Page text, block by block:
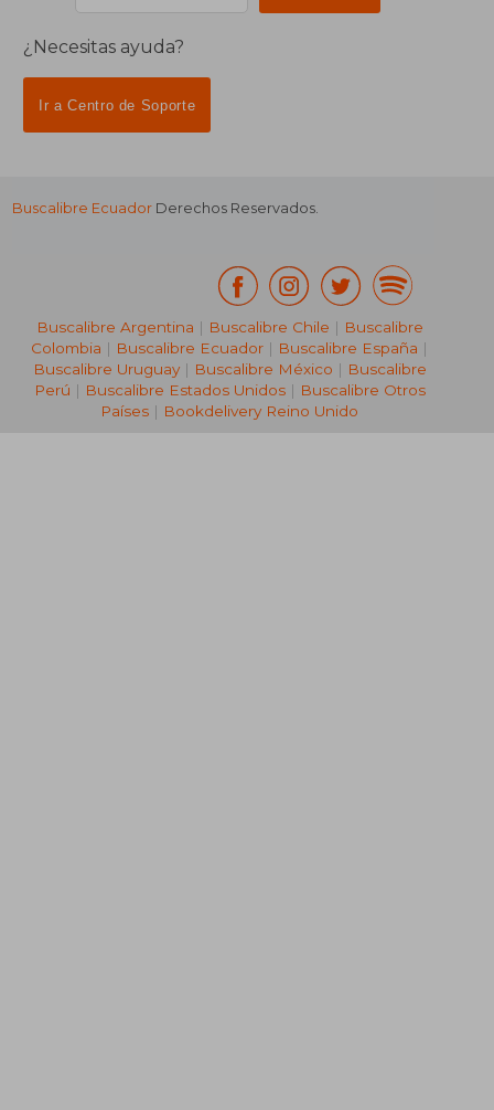
¿Necesitas ayuda?
Ir a Centro de Soporte
Buscalibre Ecuador Derechos Reservados.
Buscalibre Argentina | Buscalibre Chile | Buscalibre
Colombia | Buscalibre Ecuador | Buscalibre España |
Buscalibre Uruguay| Buscalibre México | Buscalibre
Perú | Buscalibre Estados Unidos| Buscalibre Otros
Países | Bookdelivery Reino Unido